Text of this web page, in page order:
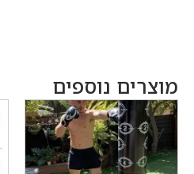
מוצרים נוספים